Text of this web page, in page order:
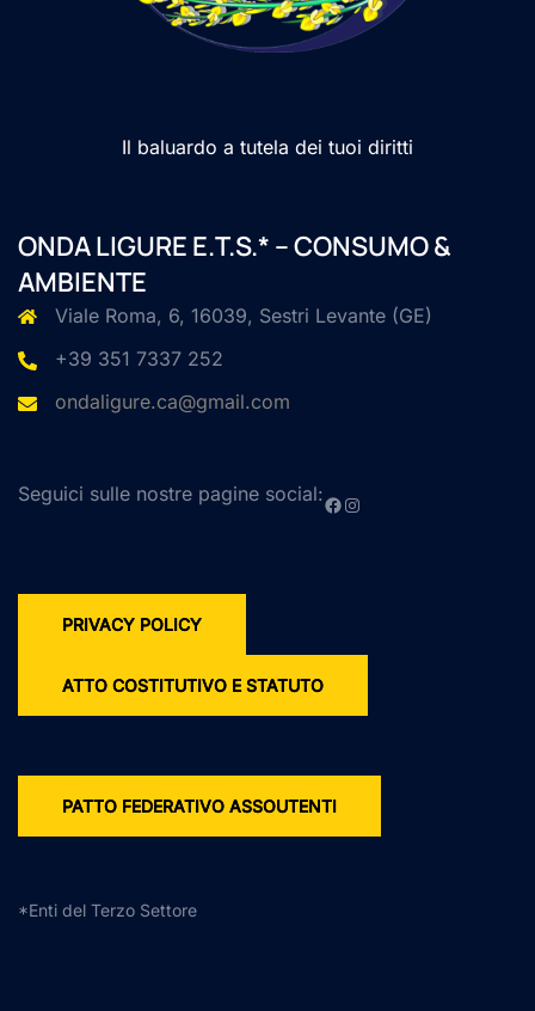
Il baluardo a tutela dei tuoi diritti
ONDA LIGURE E.T.S.* – CONSUMO &
AMBIENTE
Viale Roma, 6, 16039, Sestri Levante (GE)
+39 351 7337 252
ondaligure.ca@gmail.com
Seguici sulle nostre pagine social:Facebook
Instagram
PRIVACY POLICY
ATTO COSTITUTIVO E STATUTO
PATTO FEDERATIVO ASSOUTENTI
*Enti del Terzo Settore